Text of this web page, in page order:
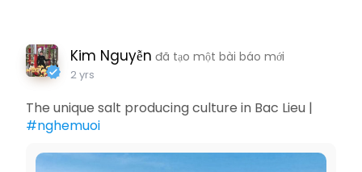
Kim Nguyễn đã tạo một bài báo mới
2 yrs
The unique salt producing culture in Bac Lieu |
#nghemuoi